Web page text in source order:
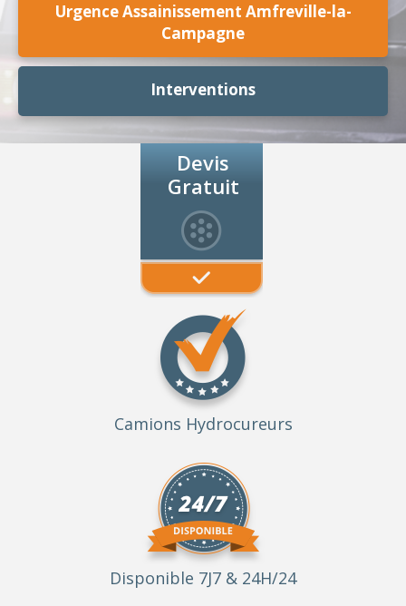
Urgence Assainissement Amfreville-la-
Campagne
Interventions
Devis
Gratuit
Camions Hydrocureurs
Disponible 7J7 & 24H/24